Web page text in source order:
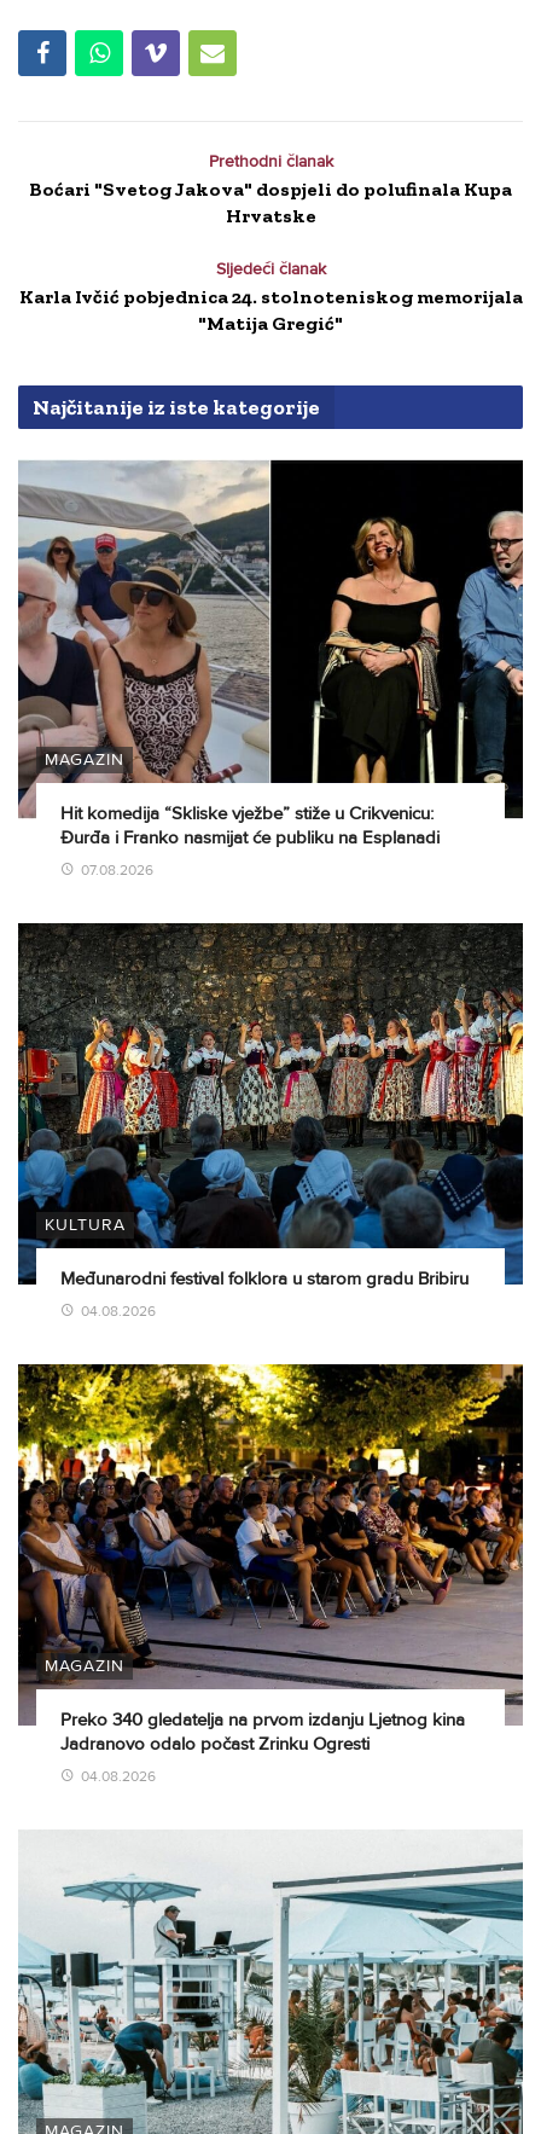
Prethodni članak
Boćari "Svetog Jakova" dospjeli do polufinala Kupa
Hrvatske
Sljedeći članak
Karla Ivčić pobjednica 24. stolnoteniskog memorijala
"Matija Gregić"
Najčitanije iz iste kategorije
MAGAZIN
Hit komedija “Skliske vježbe” stiže u Crikvenicu:
Đurđa i Franko nasmijat će publiku na Esplanadi
07.08.2026
KULTURA
Međunarodni festival folklora u starom gradu Bribiru
04.08.2026
MAGAZIN
Preko 340 gledatelja na prvom izdanju Ljetnog kina
Jadranovo odalo počast Zrinku Ogresti
04.08.2026